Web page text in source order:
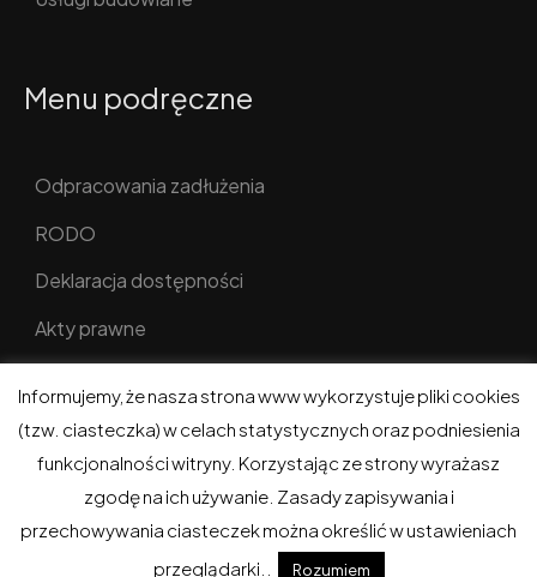
Menu podręczne
Odpracowania zadłużenia
RODO
Deklaracja dostępności
Akty prawne
ADM w Gołdapi © 2026. Wszelkie prawa zastrzeżone.
Realizacja i hosting:eGoldap.pl.
Informujemy, że nasza strona www wykorzystuje pliki cookies
(tzw. ciasteczka) w celach statystycznych oraz podniesienia
funkcjonalności witryny. Korzystając ze strony wyrażasz
zgodę na ich używanie. Zasady zapisywania i
przechowywania ciasteczek można określić w ustawieniach
przeglądarki..
Rozumiem